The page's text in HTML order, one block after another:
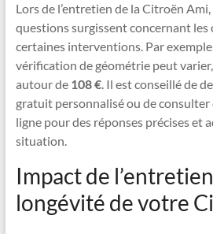
Lors de l’entretien de la Citroën
questions surgissent concernant les
certaines interventions. Par
vérification de géométrie peut
autour de 108 €. Il est conseillé de
gratuit personnalisé ou de consulter
ligne pour des réponses précises et
situation.
Impact de
longévité de votre